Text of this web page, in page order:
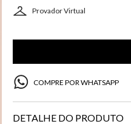
Provador Virtual
COMPRE POR WHATSAPP
DETALHE DO PRODUTO